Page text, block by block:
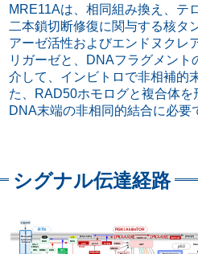
MRE11Aは、相同組み換え、テ
二本鎖切断修復に関与する核タ
アーゼ活性およびエンドヌクレ
リガーゼと、DNAフラグメント
介して、インビトロで非相補的
た、RAD50ホモログと複合体を
DNA末端の非相同的結合に必要
シグナル伝達経路